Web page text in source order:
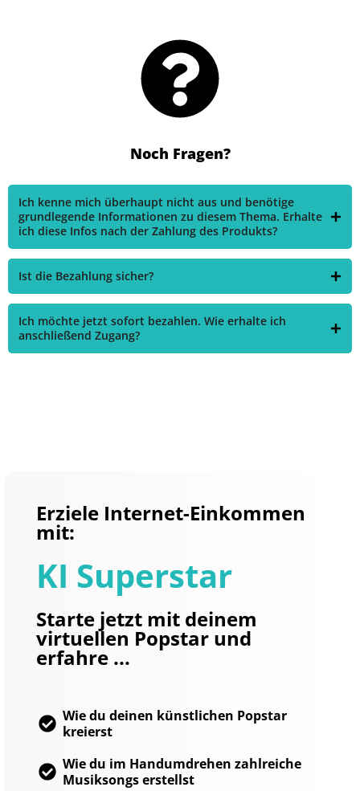
Noch Fragen?
Ich kenne mich überhaupt nicht aus und benötige
grundlegende Informationen zu diesem Thema. Erhalte
ich diese Infos nach der Zahlung des Produkts?
Ist die Bezahlung sicher?
Ich möchte jetzt sofort bezahlen. Wie erhalte ich
anschließend Zugang?
Erziele Internet-Einkommen
mit:
KI Superstar
Starte jetzt mit deinem
virtuellen Popstar und
erfahre ...
Wie du deinen künstlichen Popstar
kreierst
Wie du im Handumdrehen zahlreiche
Musiksongs erstellst